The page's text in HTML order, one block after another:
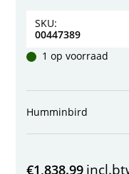
SKU:
00447389
1 op voorraad
Humminbird
€1,838.99